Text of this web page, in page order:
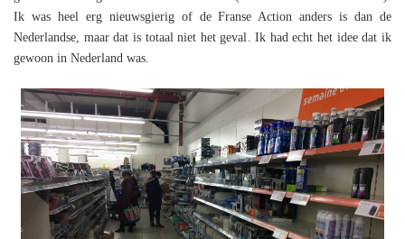
Ik was heel erg nieuwsgierig of de Franse Action anders is dan de
Nederlandse, maar dat is totaal niet het geval. Ik had echt het idee dat ik
gewoon in Nederland was.